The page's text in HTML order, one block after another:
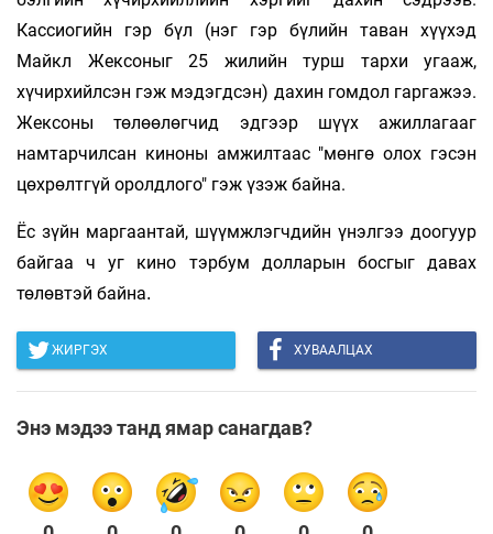
Кассиогийн гэр бүл (нэг гэр бүлийн таван хүүхэд
Майкл Жексоныг 25 жилийн турш тархи угааж,
хүчирхийлсэн гэж мэдэгдсэн) дахин гомдол гаргажээ.
Жексоны төлөөлөгчид эдгээр шүүх ажиллагааг
намтарчилсан киноны амжилтаас "мөнгө олох гэсэн
цөхрөлтгүй оролдлого" гэж үзэж байна.
Ёс зүйн маргаантай, шүүмжлэгчдийн үнэлгээ доогуур
байгаа ч уг кино тэрбум долларын босгыг давах
төлөвтэй байна.
ЖИРГЭХ ХУВААЛЦАХ
Энэ мэдээ танд ямар санагдав?